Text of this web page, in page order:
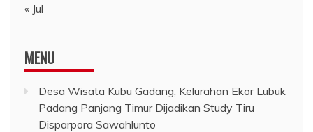
« Jul
MENU
Desa Wisata Kubu Gadang, Kelurahan Ekor Lubuk
Padang Panjang Timur Dijadikan Study Tiru
Disparpora Sawahlunto